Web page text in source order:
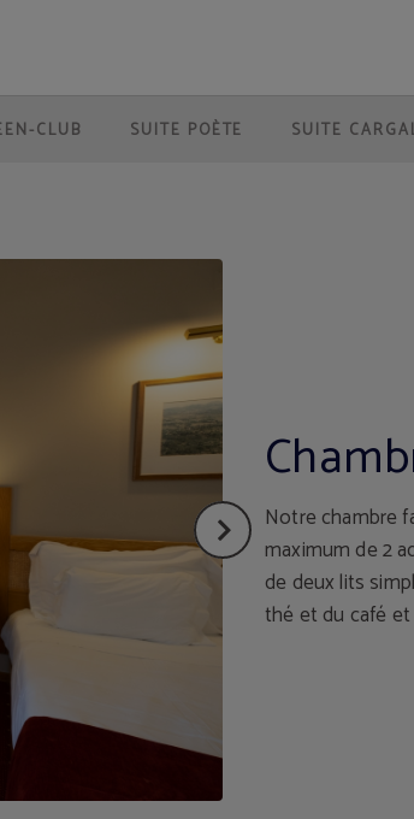
CLUB SUITE POÈTE SUITE
Notre chambre
maximum de 2
de deux lits
thé et du café et